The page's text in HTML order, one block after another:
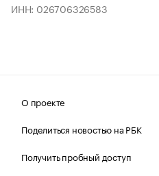
ИНН: 026706326583
О проекте
Поделиться новостью на РБК
Получить пробный доступ